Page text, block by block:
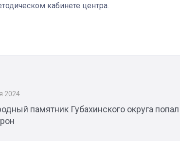
кабинете центра.
2024
памятник Губахинского округа попал